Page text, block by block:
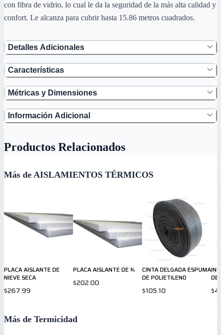
con fibra de vidrio, lo cual le da la seguridad de la más alta calidad y
confort. Le alcanza para cubrir hasta 15.86 metros cuadrados.
Detalles Adicionales
Características
Métricas y Dimensiones
Información Adicional
Productos Relacionados
Más de AISLAMIENTOS TÉRMICOS
PLACA AISLANTE DE
NIEVE SECA
$267.99
PLACA AISLANTE DE ¾
$202.00
CINTA DELGADA ESPUMA
DE POLIETILENO
$105.10
Más de Termicidad